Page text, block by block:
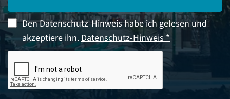
Den Datenschutz-Hinweis habe ich gelesen und
akzeptiere ihn.Datenschutz-Hinweis *